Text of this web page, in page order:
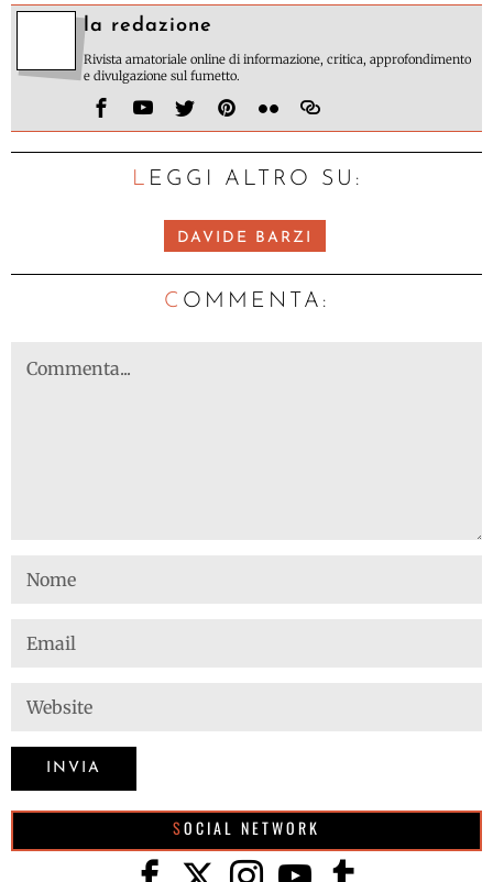
la redazione
Rivista amatoriale online di informazione, critica, approfondimento
e divulgazione sul fumetto.
LEGGI ALTRO SU:
DAVIDE BARZI
C OMMENTA:
SOCIAL NETWORK